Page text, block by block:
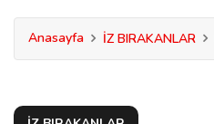
Anasayfa İZ BIRAKANLAR